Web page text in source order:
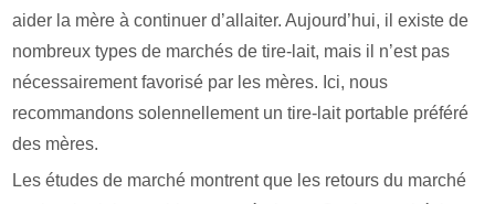
aider la mère à continuer d’allaiter. Aujourd’hui, il existe de
nombreux types de marchés de tire-lait, mais il n’est pas
nécessairement favorisé par les mères. Ici, nous
recommandons solennellement un tire-lait portable préféré
des mères.
Les études de marché montrent que les retours du marché